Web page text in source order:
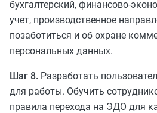
бухгалтерский, финансово-
учет, производственное
позаботиться и об охране
персональных данных.
Шаг 8. Разработать
для работы. Обучить
правила перехода на ЭДО для